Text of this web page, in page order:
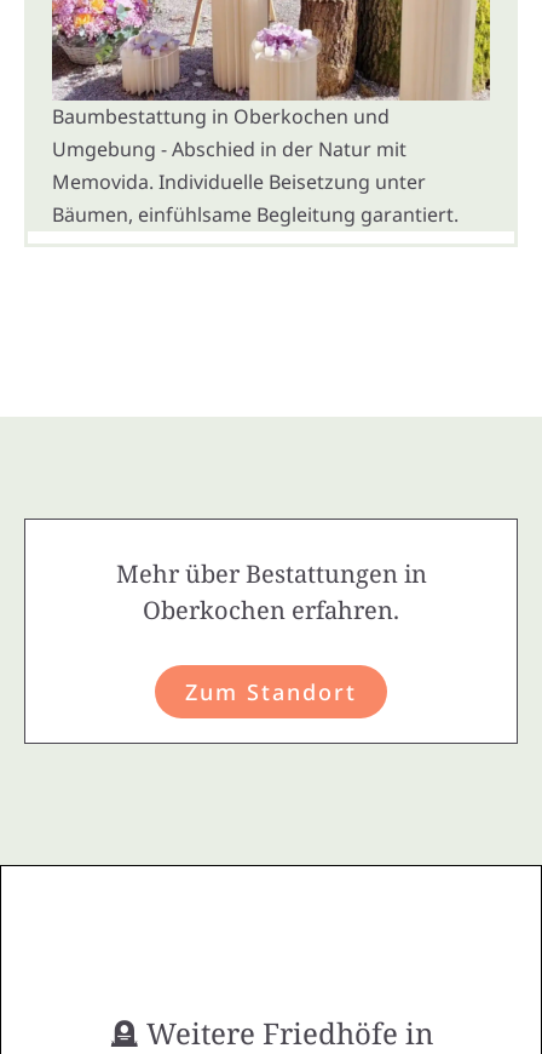
Baumbestattung in Oberkochen und
Umgebung - Abschied in der Natur mit
Memovida. Individuelle Beisetzung unter
Bäumen, einfühlsame Begleitung garantiert.
Mehr über Bestattungen in
Oberkochen erfahren.
Zum Standort
🪦 Weitere Friedhöfe in